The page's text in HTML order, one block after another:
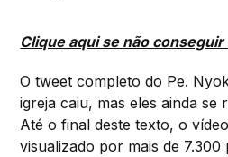
Clique aqui se não
O tweet completo do Pe.
igreja caiu, mas eles ainda se
Até o final deste texto, o
visualizado por mais de 7.300